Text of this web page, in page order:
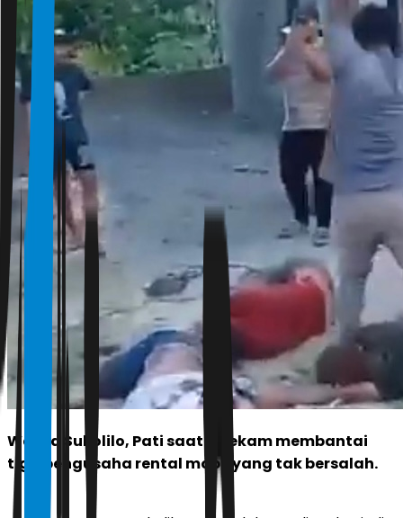
Warga Sukolilo, Pati saat terekam membantai
tiga pengusaha rental mobil yang tak bersalah.